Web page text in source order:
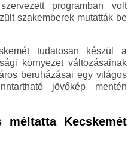
programban volt
szakemberek mutatták be
tudatosan készül a
környezet változásainak
beruházásai egy világos
jövőkép mentén
méltatta Kecskemét